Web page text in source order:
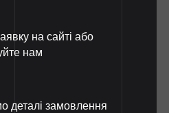
на сайті або
нам
деталі замовлення